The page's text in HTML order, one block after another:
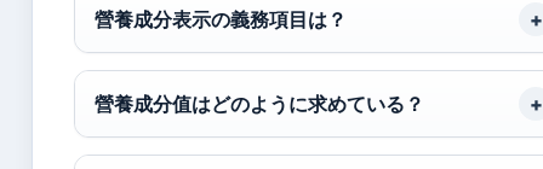
營養成分表示の義務項目は？
營養成分值はどのように求めている？